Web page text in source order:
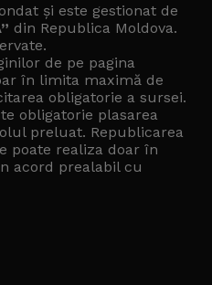
și este gestionat de
din Republica Moldova.
de pe pagina
în limita maximă de
obligatorie a sursei.
obligatorie plasarea
preluat. Republicarea
poate realiza doar în
acord prealabil cu